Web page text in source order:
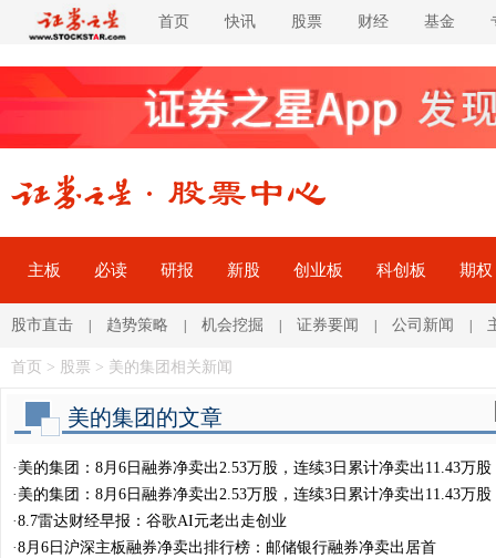
首页 快讯 股票 财经 基金
主板 必读 研报 新股 创业板 科创板 期权
股市直击 | 趋势策略 | 机会挖掘 | 证券要闻 | 公司新闻 |
首页 > 股票 > 美的集团相关新闻
美的集团的文章
· 美的集团：8月6日融券净卖出2.53万股，连续3日累计净卖出11.43万股
· 美的集团：8月6日融券净卖出2.53万股，连续3日累计净卖出11.43万股
·8.7雷达财经早报：谷歌AI元老出走创业
·8月6日沪深主板融券净卖出排行榜：邮储银行融券净卖出居首